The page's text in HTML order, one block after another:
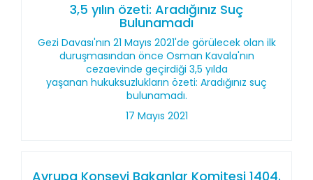
3,5 yılın özeti: Aradığınız Suç
Bulunamadı
Gezi Davası'nın 21 Mayıs 2021'de görülecek olan ilk
duruşmasından önce Osman Kavala'nın
cezaevinde geçirdiği 3,5 yılda
yaşanan hukuksuzlukların özeti: Aradığınız suç
bulunamadı.
17 Mayıs 2021
Avrupa Konseyi Bakanlar Komitesi 1404.